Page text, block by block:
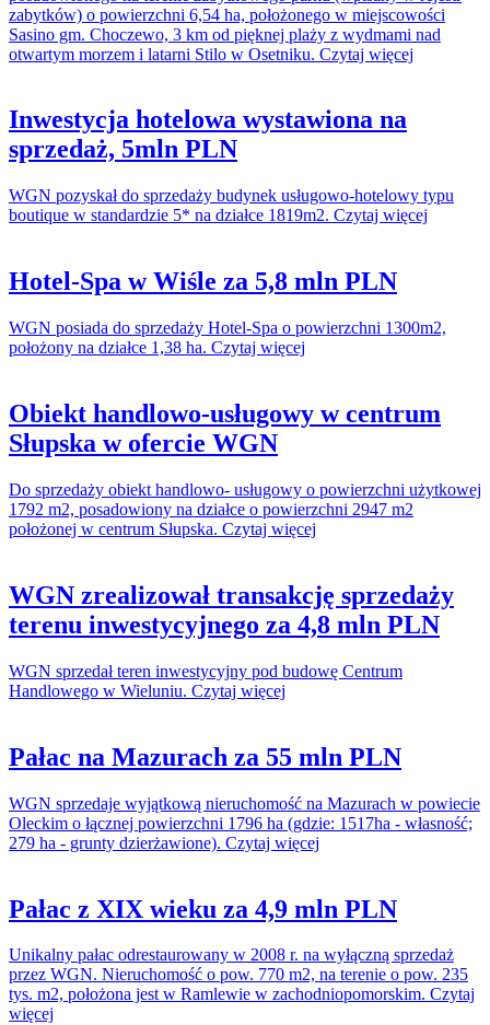
zabytków) o powierzchni 6,54 ha, położonego w miejscowości
Sasino gm. Choczewo, 3 km od pięknej plaży z wydmami nad
otwartym morzem i latarni Stilo w Osetniku. Czytaj więcej
Inwestycja hotelowa wystawiona na
sprzedaż, 5mln PLN
WGN pozyskał do sprzedaży budynek usługowo-hotelowy typu
boutique w standardzie 5* na działce 1819m2. Czytaj więcej
Hotel-Spa w Wiśle za 5,8 mln PLN
WGN posiada do sprzedaży Hotel-Spa o powierzchni 1300m2,
położony na działce 1,38 ha. Czytaj więcej
Obiekt handlowo-usługowy w centrum
Słupska w ofercie WGN
Do sprzedaży obiekt handlowo- usługowy o powierzchni użytkowej
1792 m2, posadowiony na działce o powierzchni 2947 m2
położonej w centrum Słupska. Czytaj więcej
WGN zrealizował transakcję sprzedaży
terenu inwestycyjnego za 4,8 mln PLN
WGN sprzedał teren inwestycyjny pod budowę Centrum
Handlowego w Wieluniu. Czytaj więcej
Pałac na Mazurach za 55 mln PLN
WGN sprzedaje wyjątkową nieruchomość na Mazurach w powiecie
Oleckim o łącznej powierzchni 1796 ha (gdzie: 1517ha - własność;
279 ha - grunty dzierżawione). Czytaj więcej
Pałac z XIX wieku za 4,9 mln PLN
Unikalny pałac odrestaurowany w 2008 r. na wyłączną sprzedaż
przez WGN. Nieruchomość o pow. 770 m2, na terenie o pow. 235
tys. m2, położona jest w Ramlewie w zachodniopomorskim. Czytaj
więcej